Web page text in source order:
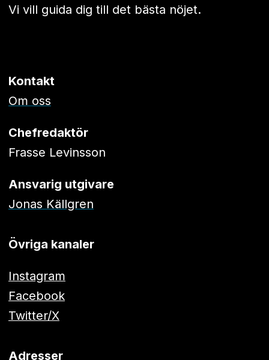
Vi vill guida dig till det bästa nöjet.
Kontakt
Om oss
Chefredaktör
Frasse Levinsson
Ansvarig utgivare
Jonas Källgren
Övriga kanaler
Instagram
Facebook
Twitter/X
Adresser